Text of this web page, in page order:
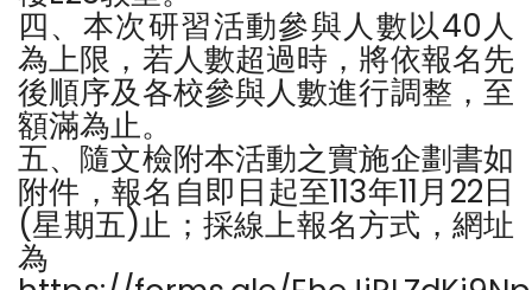
四、本次研習活動參與人數以40人
為上限，若人數超過時，將依報名先
後順序及各校參與人數進行調整，至
額滿為止。
五、隨文檢附本活動之實施企劃書如
附件，報名自即日起至113年11月22日
(星期五)止；採線上報名方式，網址
為